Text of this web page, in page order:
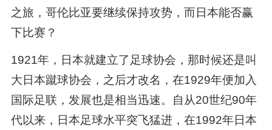
之旅，哥伦比亚要继续保持攻势，而日本能否赢
下比赛？
1921年，日本就建立了足球协会，那时候还是叫
大日本蹴球协会，之后才改名，在1929年便加入
国际足联，发展也是相当迅速。自从20世纪90年
代以来，日本足球水平突飞猛进，在1992年日本